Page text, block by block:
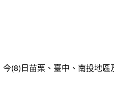
(8)日苗栗、臺中、南投地